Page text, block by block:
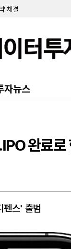
체결
446만 달러 조달
귀질환 치료제 개발 집중
만 달러 확보
자뉴스
완료
스' 출범